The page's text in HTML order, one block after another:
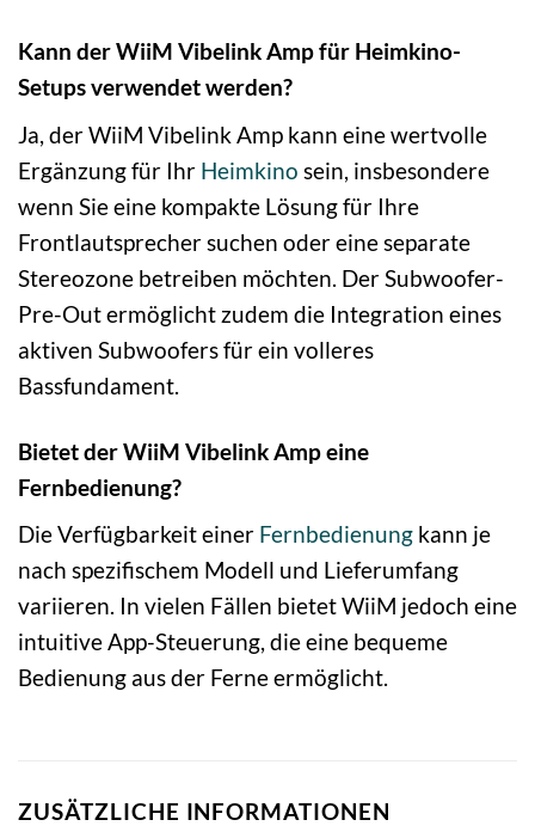
Kann der WiiM Vibelink Amp für Heimkino-
Setups verwendet werden?
Ja, der WiiM Vibelink Amp kann eine wertvolle
Ergänzung für Ihr Heimkino sein, insbesondere
wenn Sie eine kompakte Lösung für Ihre
Frontlautsprecher suchen oder eine separate
Stereozone betreiben möchten. Der Subwoofer-
Pre-Out ermöglicht zudem die Integration eines
aktiven Subwoofers für ein volleres
Bassfundament.
Bietet der WiiM Vibelink Amp eine
Fernbedienung?
Die Verfügbarkeit einer Fernbedienung kann je
nach spezifischem Modell und Lieferumfang
variieren. In vielen Fällen bietet WiiM jedoch eine
intuitive App-Steuerung, die eine bequeme
Bedienung aus der Ferne ermöglicht.
ZUSÄTZLICHE INFORMATIONEN